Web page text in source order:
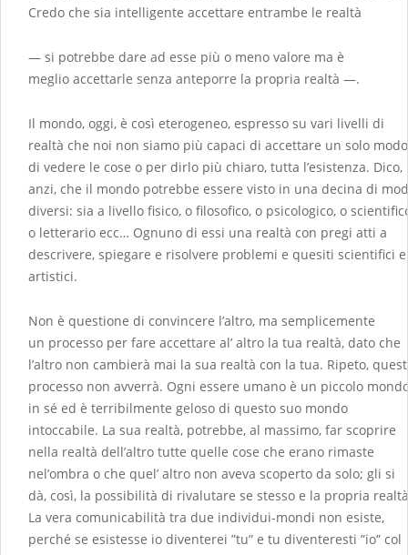
Credo che sia intelligente accettare entrambe le realtà
— si potrebbe dare ad esse più o meno valore ma è
meglio accettarle senza anteporre la propria realtà —.
Il mondo, oggi, è così eterogeneo, espresso su vari livelli di
realtà che noi non siamo più capaci di accettare un solo modo
di vedere le cose o per dirlo più chiaro, tutta l’esistenza. Dico,
anzi, che il mondo potrebbe essere visto in una decina di
diversi: sia a livello fisico, o filosofico, o psicologico, o
o letterario ecc… Ognuno di essi una realtà con pregi atti a
descrivere, spiegare e risolvere problemi e quesiti scientifici e
artistici.
Non è questione di convincere l’altro, ma semplicemente
un processo per fare accettare al’ altro la tua realtà, dato che
l’altro non cambierà mai la sua realtà con la tua. Ripeto,
processo non avverrà. Ogni essere umano è un piccolo
in sé ed è terribilmente geloso di questo suo mondo
intoccabile. La sua realtà, potrebbe, al massimo, far scoprire
nella realtà dell’altro tutte quelle cose che erano rimaste
nel’ombra o che quel’ altro non aveva scoperto da solo; gli si
dà, così, la possibilità di rivalutare se stesso e la propria
La vera comunicabilità tra due individui-mondi non esiste,
perché se esistesse io diventerei ”tu” e tu diventeresti ”io” col